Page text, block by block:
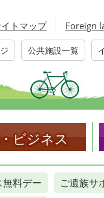
トマップ Foreign
公共施設一覧
ビジネス
無料デー
ご遺族サ